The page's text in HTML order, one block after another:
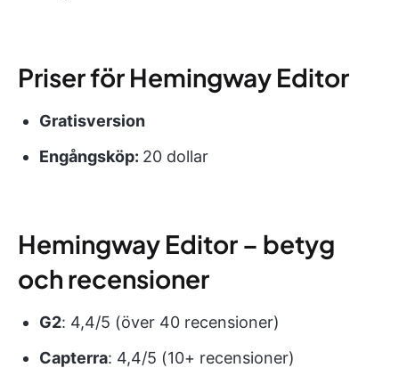
Priser för Hemingway Editor
Gratisversion
Engångsköp: 20 dollar
Hemingway Editor – betyg
och recensioner
G2: 4,4/5 (över 40 recensioner)
Capterra: 4,4/5 (10+ recensioner)